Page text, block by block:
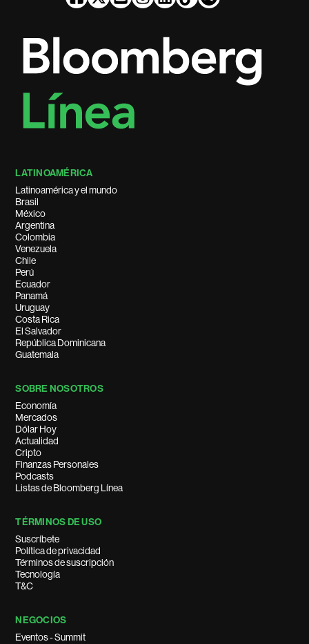
LATINOAMÉRICA
Latinoamérica y el mundo
Brasil
México
Argentina
Colombia
Venezuela
Chile
Perú
Ecuador
Panamá
Uruguay
Costa Rica
El Salvador
República Dominicana
Guatemala
SOBRE NOSOTROS
Economía
Mercados
Dólar Hoy
Actualidad
Cripto
Finanzas Personales
Podcasts
Listas de Bloomberg Línea
TÉRMINOS DE USO
Suscríbete
Política de privacidad
Términos de suscripción
Tecnología
T&C
NEGOCIOS
Eventos - Summit